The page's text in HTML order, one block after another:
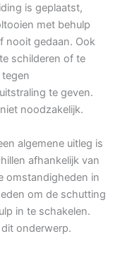
is geplaatst,
met behulp
nooit gedaan. Ook
schilderen of te
te geven.
noodzakelijk.
algemene uitleg is
afhankelijk van
omstandigheden in
om de schutting
in te schakelen.
onderwerp.